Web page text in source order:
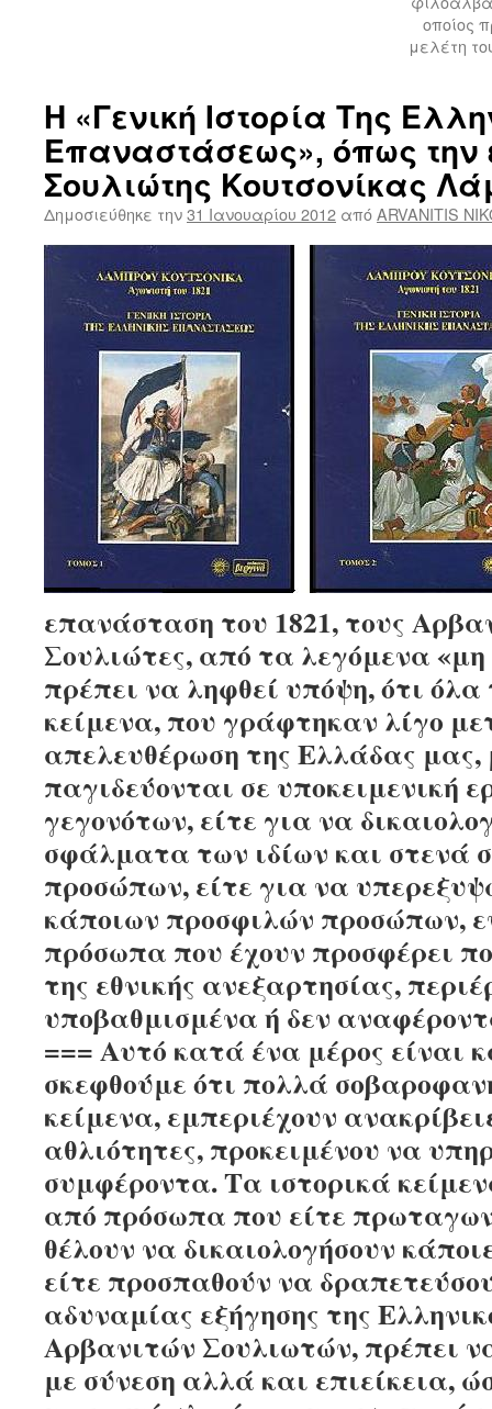
οποίος
μελέτη
Η «Γενική Ιστορία Της
Επαναστάσεως», όπως την
Σουλιώτης Κουτσονίκας
Δημοσιεύθηκε την31 Ιανουαρίου 2012 απόARVANITIS
επανάσταση του 1821, τους
Σουλιώτες, από τα λεγόμενα
πρέπει να ληφθεί υπόψη, ότι
κείμενα, που γράφτηκαν λίγο
απελευθέρωση της Ελλάδας μας,
παγιδεύονται σε υποκειμενική
γεγονότων, είτε για να
σφάλματα των ιδίων και στενά
προσώπων, είτε για να
κάποιων προσφιλών προσώπων,
πρόσωπα που έχουν προσφέρει
της εθνικής ανεξαρτησίας,
υποβαθμισμένα ή δεν
=== Αυτό κατά ένα μέρος είναι
σκεφθούμε ότι πολλά
κείμενα, εμπεριέχουν
αθλιότητες, προκειμένου να
συμφέροντα. Τα ιστορικά
από πρόσωπα που είτε
θέλουν να δικαιολογήσουν
είτε προσπαθούν να
αδυναμίας εξήγησης της
Αρβανιτών Σουλιωτών, πρέπει
με σύνεση αλλά και επιείκεια,